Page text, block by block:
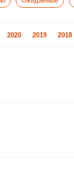
2020 2019 2018